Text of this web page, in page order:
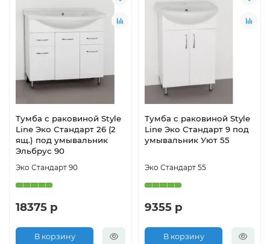
Тумба с раковиной Style
Line Эко Стандарт 26 (2
ящ.) под умывальник
Эльбрус 90
Эко Стандарт 90
18375 р
В корзину
Тумба с раковиной Style
Line Эко Стандарт 9 под
умывальник Уют 55
Эко Стандарт 55
9355 р
В корзину